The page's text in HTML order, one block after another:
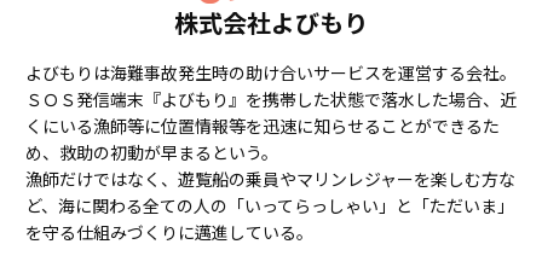
株式会社よびもり
よびもりは海難事故発生時の助け合いサービスを運営する会社。
ＳＯＳ発信端末『よびもり』を携帯した状態で落水した場合、近
くにいる漁師等に位置情報等を迅速に知らせることができるた
め、救助の初動が早まるという。
漁師だけではなく、遊覧船の乗員やマリンレジャーを楽しむ方な
ど、海に関わる全ての人の「いってらっしゃい」と「ただいま」
を守る仕組みづくりに邁進している。